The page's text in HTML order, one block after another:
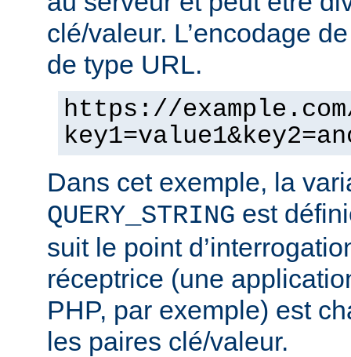
clé/valeur. L’encodage
de type URL.
https://
Dans cet exemple, la
QUERY_STRING est
suit le point
réceptrice (une
PHP, par exemple) est
les paires clé/valeur.